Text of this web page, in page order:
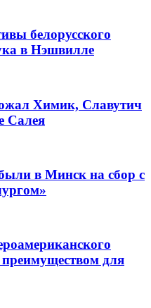
белорусского
в Нэшвилле
Химик, Славутич
Салея
в Минск на сбор с
для